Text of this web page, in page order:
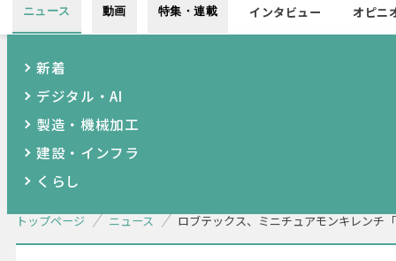
ニュース 動画 特集・連載 インタビュー オピニ
新着
デジタル・AI
製造・機械加工
建設・インフラ
くらし
トップページ ニュース ロブテックス、ミニチュアモンキレンチ